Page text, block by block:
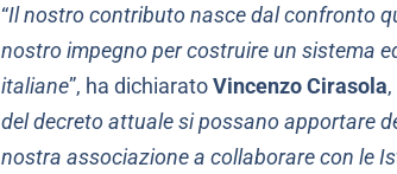
“Il nostro contributo nasce dal confronto
nostro impegno per costruire un sistema
italiane”, ha dichiaratoVincenzo Cirasola
del decreto attuale si possano apportare
nostra associazione a collaborare con le